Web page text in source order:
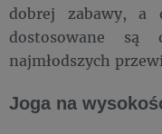
dobrej zabawy, a
dostosowane
najmłodszych
Joga na